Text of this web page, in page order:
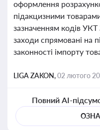
оформлення
підакцизними
зазначенням кодів
заходи спрямовані на
законності імпорту
LIGA ZAKON,02 лютого
Повний AI-